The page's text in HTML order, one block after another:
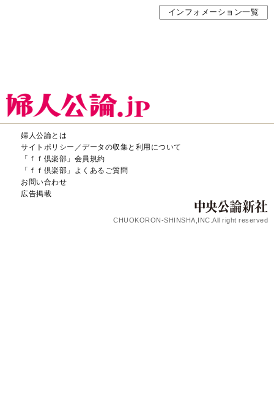
インフォメーション一覧
婦人公論とは
サイトポリシー／データの収集と利用について
「ｆｆ倶楽部」会員規約
「ｆｆ倶楽部」よくあるご質問
お問い合わせ
広告掲載
CHUOKORON-SHINSHA,INC.All right reserved